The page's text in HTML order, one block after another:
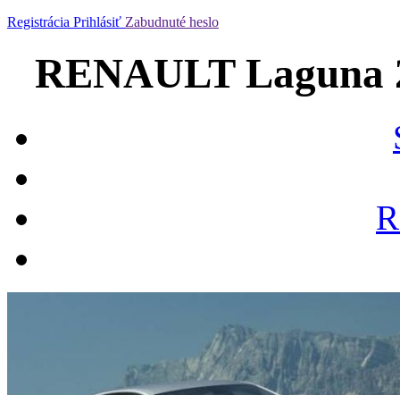
Registrácia Prihlásiť Zabudnuté heslo
RENAULT Laguna